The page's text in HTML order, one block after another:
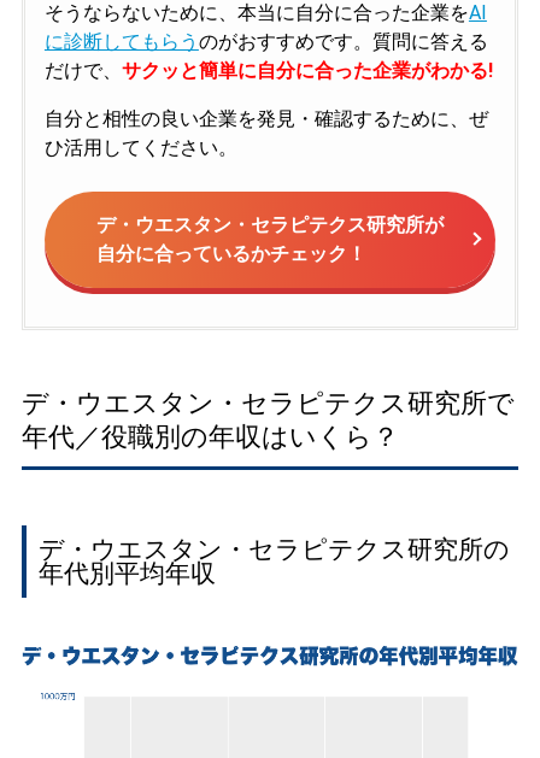
そうならないために、本当に自分に合った企業をAI
に診断してもらう のがおすすめです。質問に答える
だけで、 サクッと簡単に自分に合った企業がわかる!
自分と相性の良い企業を発見・確認するために、ぜ
ひ活用してください。
デ・ウエスタン・セラピテクス研究所が
自分に合っているかチェック！
デ・ウエスタン・セラピテクス研究所で
年代／役職別の年収はいくら？
デ・ウエスタン・セラピテクス研究所の
年代別平均年収